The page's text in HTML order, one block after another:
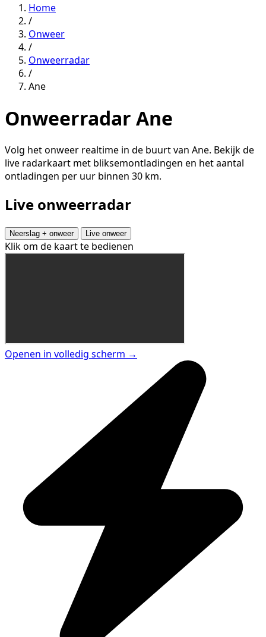
Home
/
Onweer
/
Onweerradar
/
Ane
Onweerradar Ane
Volg het onweer realtime in de buurt van Ane. Bekijk de
live radarkaart met bliksemontladingen en het aantal
ontladingen per uur binnen 30 km.
Live onweerradar
Neerslag + onweer Live onweer
Klik om de kaart te bedienen
Openen in volledig scherm →